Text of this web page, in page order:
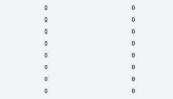
0
0
0
0
0
0
0
0
0
0
0
0
0
0
0
0